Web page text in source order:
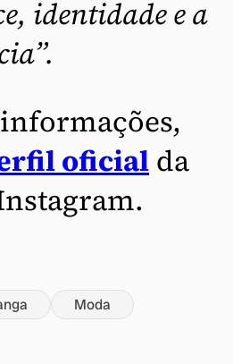
identidade e a
oficial da
Moda